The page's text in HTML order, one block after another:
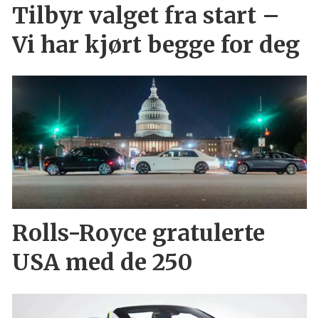
Tilbyr valget fra start –
Vi har kjørt begge for deg
Rolls-Royce gratulerte
USA med de 250